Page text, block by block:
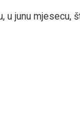
junu